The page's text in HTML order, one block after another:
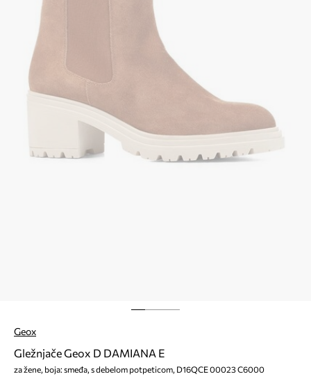
Geox
Gležnjače Geox D DAMIANA E
za žene, boja: smeđa, s debelom potpeticom, D16QCE 00023 C6000